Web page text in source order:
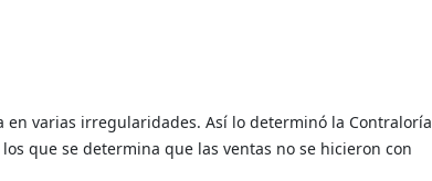
en varias irregularidades. Así lo determinó la Contraloría
que se determina que las ventas no se hicieron con